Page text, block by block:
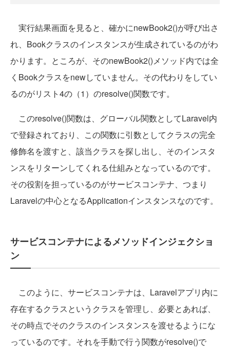
実行結果画面を見ると、確かにnewBook2()が呼び出さ
れ、Bookクラスのインスタンスが生成されているのがわ
かります。ところが、そのnewBook2()メソッド内では全
くBookクラスをnewしていません。その代わりをしてい
るのがリスト4の（1）のresolve()関数です。
このresolve()関数は、グローバル関数としてLaravel内
で登録されており、この関数に引数としてクラスの完全
修飾名を渡すと、該当クラスを探し出し、そのインスタ
ンスをリターンしてくれる仕組みとなっているのです。
その役割を担っているのがサービスコンテナ、つまり
Laravelの中心となるApplicationインスタンスなのです。
サービスコンテナによるメソッドインジェクショ
ン
このように、サービスコンテナは、Laravelアプリ内に
存在するクラスというクラスを管理し、必要とあれば、
その時点でそのクラスのインスタンスを渡せるようにな
っているのです。それを手動で行う関数がresolve()で